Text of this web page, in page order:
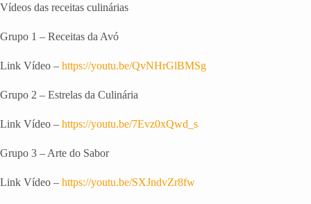
Vídeos das receitas culinárias
Grupo 1 – Receitas da Avó
Link Vídeo – https://youtu.be/QvNHrGlBMSg
Grupo 2 – Estrelas da Culinária
Link Vídeo – https://youtu.be/7Evz0xQwd_s
Grupo 3 – Arte do Sabor
Link Vídeo – https://youtu.be/SXJndvZr8fw